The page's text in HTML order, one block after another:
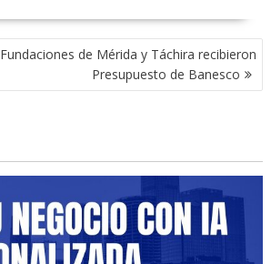
Fundaciones de Mérida y Táchira recibieron
Presupuesto de Banesco